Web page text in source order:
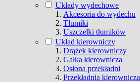
Układy wydechowe
Akcesoria do wydechu
Tłumiki
Uszczelki tłumików
Układ kierowniczy
Drążek kierowniczy
Gałka kierownicza
Osłona przekładni
Przekładnia kierownicza